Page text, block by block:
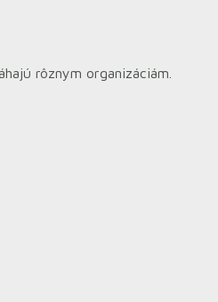
rôznym organizáciám.